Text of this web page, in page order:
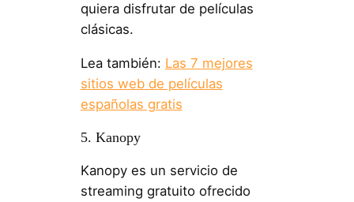
quiera disfrutar de películas
clásicas.
Lea también: Las 7 mejores
sitios web de películas
españolas gratis
5. Kanopy
Kanopy es un servicio de
streaming gratuito ofrecido